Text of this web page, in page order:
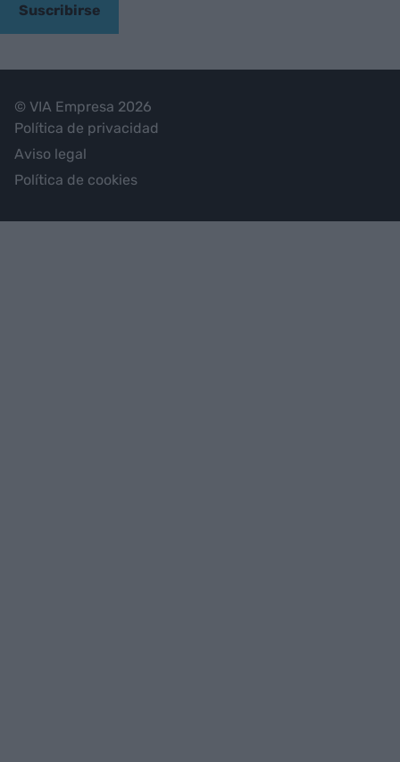
Suscribirse
© VIA Empresa 2026
Política de privacidad
Aviso legal
Política de cookies